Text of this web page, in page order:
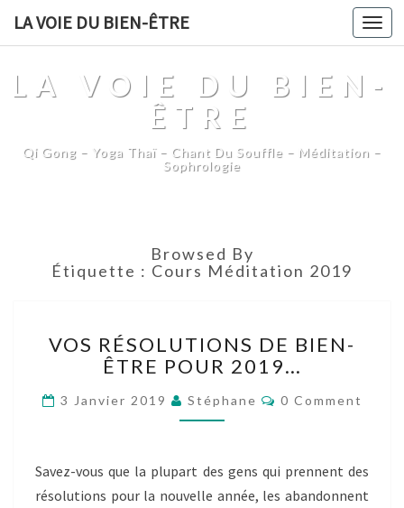
LA VOIE DU BIEN-ÊTRE
LA VOIE DU BIEN-
ÊTRE
Qi Gong – Yoga Thaï – Chant Du Souffle – Méditation –
Sophrologie
Browsed By
Étiquette : Cours Méditation 2019
RÉSOLUTIONS
DE
ÊTRE
POUR
VOS RÉSOLUTIONS DE BIEN-
ÊTRE POUR 2019…
3 Janvier 2019 Stéphane Comments
0 Comment
Savez-vous que la plupart des gens qui prennent des
résolutions pour la nouvelle année, les abandonnent